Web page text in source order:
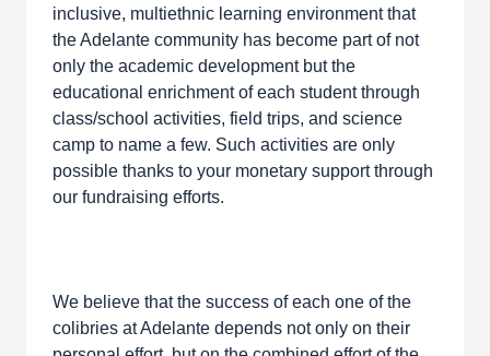
inclusive, multiethnic learning environment that
the Adelante community has become part of not
only the academic development but the
educational enrichment of each student through
class/school activities, field trips, and science
camp to name a few. Such activities are only
possible thanks to your monetary support through
our fundraising efforts.
We believe that the success of each one of the
colibries at Adelante depends not only on their